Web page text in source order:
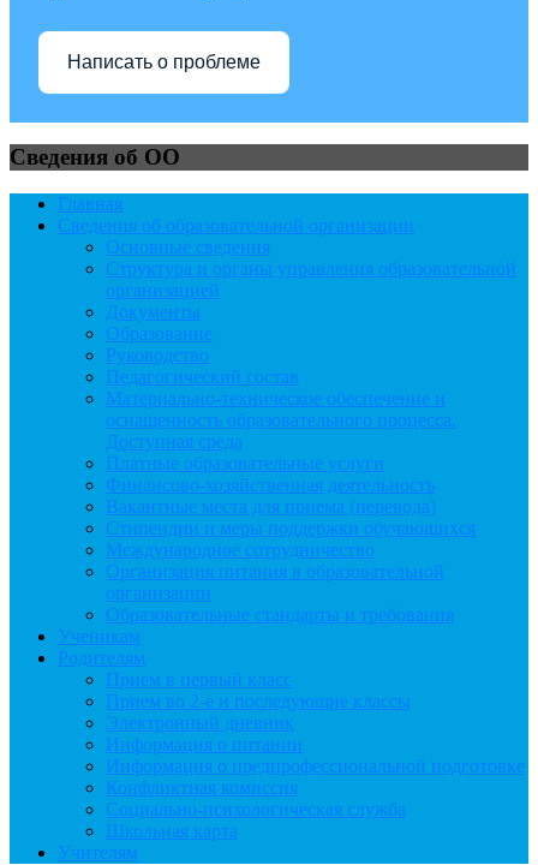
Написать о проблеме
Сведения об ОО
Главная
Сведения об образовательной организации
Основные сведения
Структура и органы управления образовательной
организацией
Документы
Образование
Руководство
Педагогический состав
Материально-техническое обеспечение и
оснащенность образовательного процесса.
Доступная среда
Платные образовательные услуги
Финансово-хозяйственная деятельность
Вакантные места для приема (перевода)
Стипендии и меры поддержки обучающихся
Международное сотрудничество
Организация питания в образовательной
организации
Образовательные стандарты и требования
Ученикам
Родителям
Прием в первый класс
Прием во 2-е и последующие классы
Электронный дневник
Информация о питании
Информация о предпрофессиональной подготовке
Конфликтная комиссия
Социально-психологическая служба
Школьная карта
Учителям